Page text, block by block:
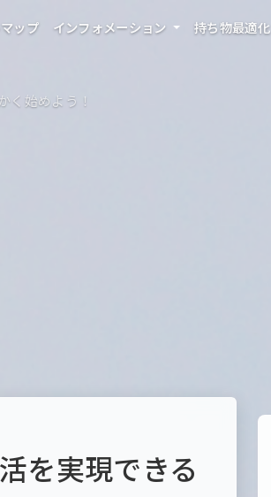
ップ インフォメーション 持ち物最適化
く始めよう！
を実現できる